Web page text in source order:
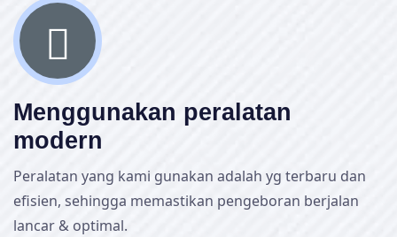
Menggunakan peralatan
modern
Peralatan yang kami gunakan adalah yg terbaru dan
efisien, sehingga memastikan pengeboran berjalan
lancar & optimal.